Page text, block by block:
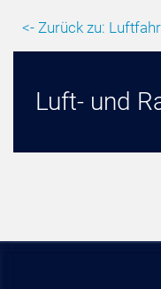
<- Zurück zu:
Luft- und